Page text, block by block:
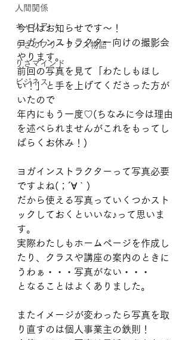
人間関係
キャリア
りさのフリーランス物語
りさマインド
ビジネス
今日はお知らせです〜！
ヨガインストラクター向けの撮影会
やります。
前回の写真を見て「わたしもほし
い！」と手を上げてくださった方が
いたので
年内にもう一度♡(ちなみに今は理由
を述べられませんがこれをもってし
ばらくお休み！)
ヨガインストラクターって写真必要
ですよね(；´∀｀)
だから使える写真っていくつかスト
ックしておくといいな♪って思いま
す。
実際わたしもホームページを作成し
たり、クラスや講座の案内のときに
うわぁ・・・写真がない・・・
となることはよくありました。
またイメージが変わったら写真を取
り直すのは個人事業主の鉄則！